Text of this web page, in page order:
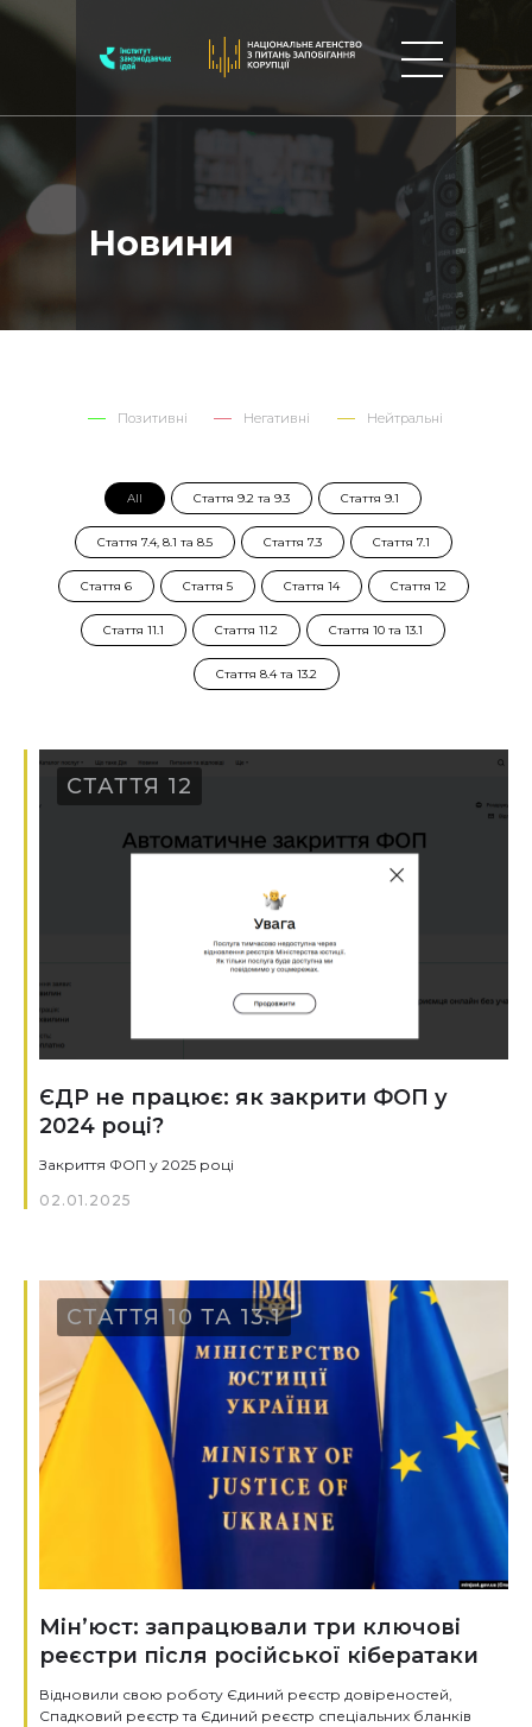
Новини
Нейтральні
Негативні
Позитивні
All Стаття 9.2 та 9.3 Стаття 9.1
Стаття 7.4, 8.1 та 8.5 Стаття 7.3 Стаття 7.1
Стаття 6 Стаття 5 Стаття 14 Стаття 12
Стаття 11.1 Стаття 11.2 Стаття 10 та 13.1
Стаття 8.4 та 13.2
СТАТТЯ 12
ЄДР не працює: як закрити ФОП у
2024 році?
Закриття ФОП у 2025 році
02.01.2025
СТАТТЯ 10 ТА 13.1
Мінʼюст: запрацювали три ключові
реєстри після російської кібератаки
Відновили свою роботу Єдиний реєстр довіреностей,
Спадковий реєстр та Єдиний реєстр спеціальних бланків